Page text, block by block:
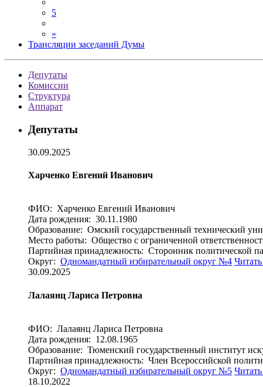
5
»
Трансляции заседаний Думы
Депутаты
Комиссии
Структура
Аппарат
Депутаты
30.09.2025
Харченко Евгений Иванович
ФИО: Харченко Евгений Иванович
Дата рождения: 30.11.1980
Образование: Омский государственный технический
Место работы: Общество с ограниченной
Партийная принадлежность: Сторонник
Округ: Одномандатный избирательный округ №4
30.09.2025
Лалаянц Лариса Петровна
ФИО: Лалаянц Лариса Петровна
Дата рождения: 12.08.1965
Образование: Тюменский государственный институт
Партийная принадлежность: Член Всероссийской
Округ: Одномандатный избирательный округ №5
18.10.2022